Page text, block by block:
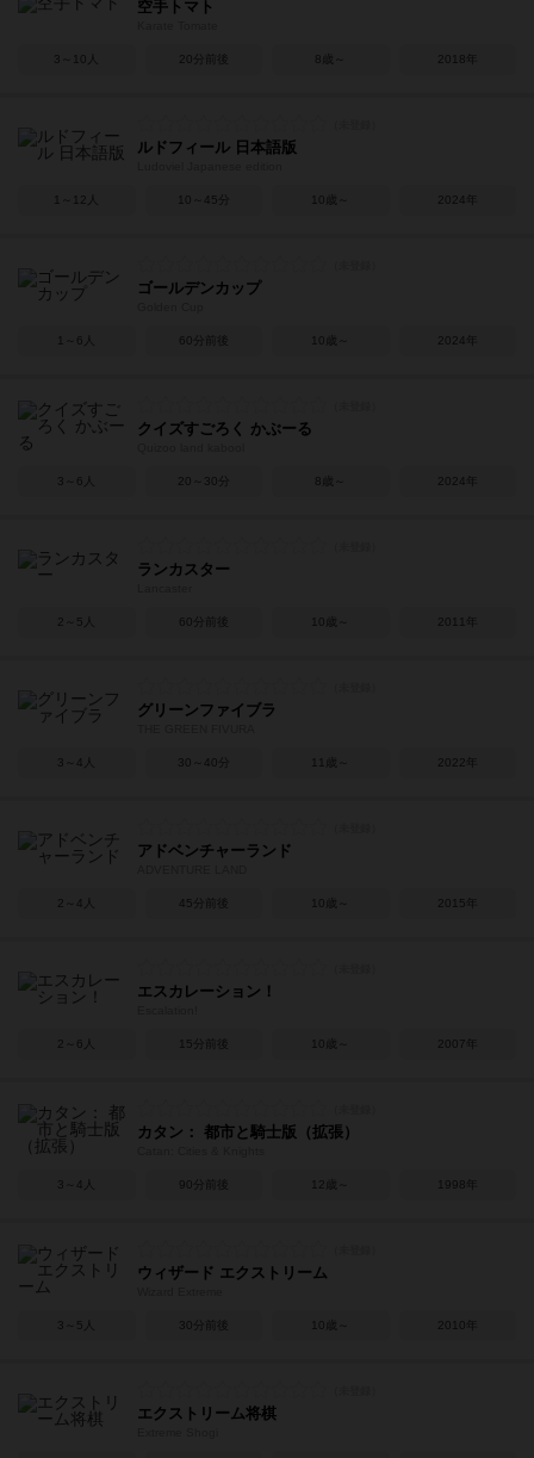
空手トマト
3～10人 20分前後 8歳～ 2018年
ルドフィール 日本語版
1～12人 10～45分 10歳～ 2024年
ゴールデンカップ
1～6人 60分前後 10歳～ 2024年
クイズすごろく かぶーる
3～6人 20～30分 8歳～ 2024年
ランカスター
2～5人 60分前後 10歳～ 2011年
グリーンファイブラ
3～4人 30～40分 11歳～ 2022年
アドベンチャーランド
2～4人 45分前後 10歳～ 2015年
エスカレーション！
2～6人 15分前後 10歳～ 2007年
カタン： 都市と騎士版（拡張）
3～4人 90分前後 12歳～ 1998年
ウィザード エクストリーム
3～5人 30分前後 10歳～ 2010年
エクストリーム将棋